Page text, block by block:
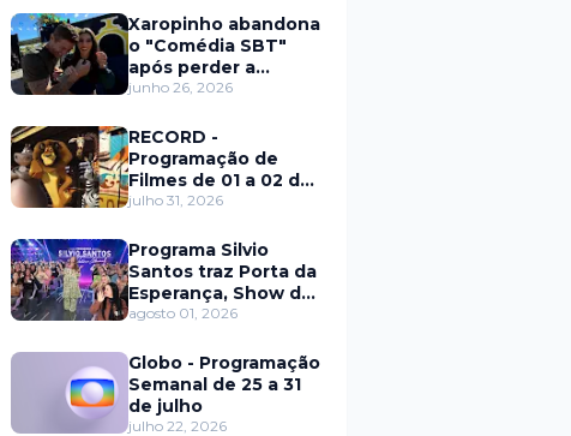
trás de fraude
internacional
Xaropinho abandona
o "Comédia SBT"
após perder a
paciência com Sarro
junho 26, 2026
RECORD -
Programação de
Filmes de 01 a 02 de
agosto
julho 31, 2026
Programa Silvio
Santos traz Porta da
Esperança, Show de
Calouros e Qual é a
domingo (2)
agosto 01, 2026
Globo - Programação
Semanal de 25 a 31
de julho
julho 22, 2026